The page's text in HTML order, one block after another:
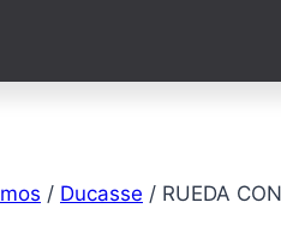
/ Ducasse / RUEDA